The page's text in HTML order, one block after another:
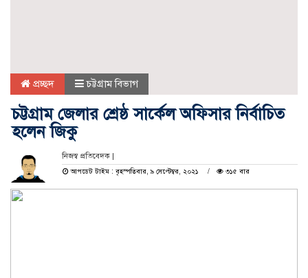
প্রচ্ছদ চট্টগ্রাম বিভাগ
চট্টগ্রাম জেলার শ্রেষ্ঠ সার্কেল অফিসার নির্বাচিত
হলেন জিকু
নিজস্ব প্রতিবেদক |
আপডেট টাইম : বৃহস্পতিবার, ৯ সেপ্টেম্বর, ২০২১
৩১৫ বার